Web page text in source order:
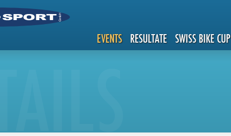
EVENTS RESULTATE SWISS BIKE CUP